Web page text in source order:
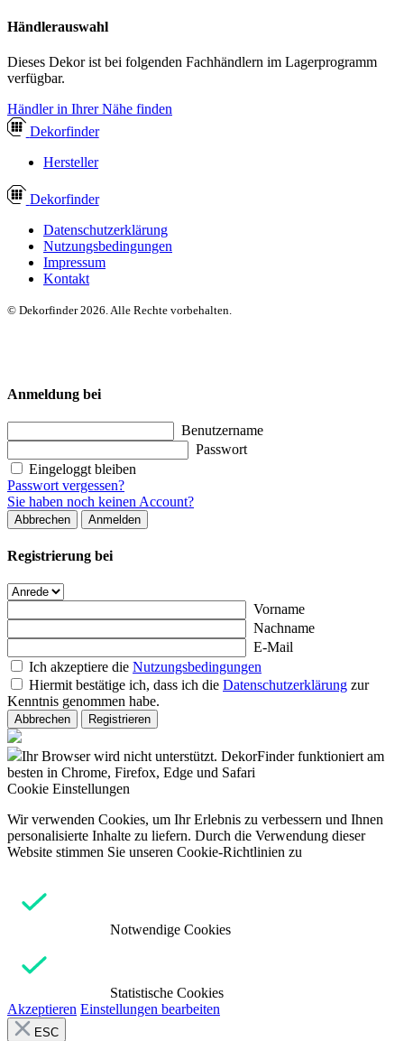
Händlerauswahl
Dieses Dekor ist bei folgenden Fachhändlern im Lagerprogramm
verfügbar.
Händler in Ihrer Nähe finden
Dekorfinder
Hersteller
Dekorfinder
Datenschutzerklärung
Nutzungsbedingungen
Impressum
Kontakt
© Dekorfinder 2026. Alle Rechte vorbehalten.
Anmeldung bei
Benutzername
Passwort
Eingeloggt bleiben
Passwort vergessen?
Sie haben noch keinen Account?
Abbrechen Anmelden
Registrierung bei
Vorname
Nachname
E-Mail
Ich akzeptiere die Nutzungsbedingungen
Hiermit bestätige ich, dass ich die Datenschutzerklärung zur
Kenntnis genommen habe.
Abbrechen Registrieren
Ihr Browser wird nicht unterstützt. DekorFinder funktioniert am
besten in Chrome, Firefox, Edge und Safari
Cookie Einstellungen
Wir verwenden Cookies, um Ihr Erlebnis zu verbessern und Ihnen
personalisierte Inhalte zu liefern. Durch die Verwendung dieser
Website stimmen Sie unseren Cookie-Richtlinien zu
Notwendige Cookies
Statistische Cookies
Akzeptieren Einstellungen bearbeiten
ESC